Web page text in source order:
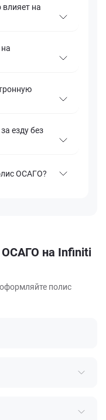
на
езду без
ОСАГО?
ОСАГО на Infiniti
полис